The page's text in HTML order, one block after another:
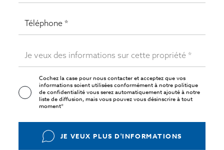
Cochez la case pour nous contacter et acceptez que vos
informations soient utilisées conformément à notrepolitique
de confidentialitévous serez automatiquement ajouté à notre
liste de diffusion, mais vous pouvez vous désinscrire à tout
moment*
JE VEUX PLUS D'INFORMATIONS